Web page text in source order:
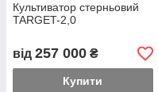
Культиватор стерньовий
TARGET-2,0
від 257 000 ₴
Купити